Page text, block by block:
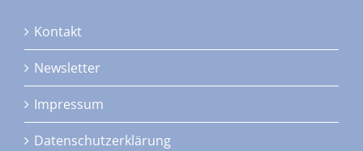
Kontakt
Newsletter
Impressum
Datenschutzerklärung